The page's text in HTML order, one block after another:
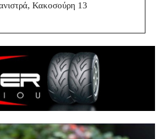
Κακοσούρη 13